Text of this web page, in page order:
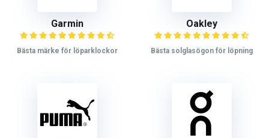
Garmin
Bästa märke för löparklockor
Oakley
Bästa solglasögon för löpning